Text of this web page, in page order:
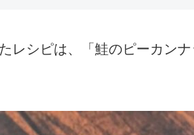
レシピは、「鮭のピーカン